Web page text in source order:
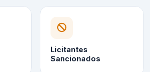
Licitantes
Sancionados